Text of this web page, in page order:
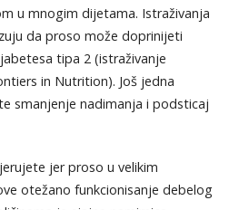
u mnogim dijetama. Istraživanja
da proso može doprinijeti
tipa 2 (istraživanje
in Nutrition). Još jedna
smanjenje nadimanja i podsticaj
jer proso u velikim
otežano funkcionisanje debelog